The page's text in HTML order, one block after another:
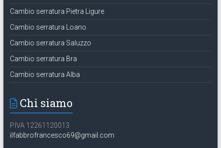
Cambio serratura Pietra Ligure
Cambio serratura Loano
Cambio serratura Saluzzo
Cambio serratura Bra
Cambio serratura Alba
Chi siamo
P.IVA 12261120013
ilfabbrofrancesco69@gmail.com